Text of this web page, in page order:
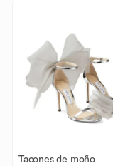
Tacones de moño